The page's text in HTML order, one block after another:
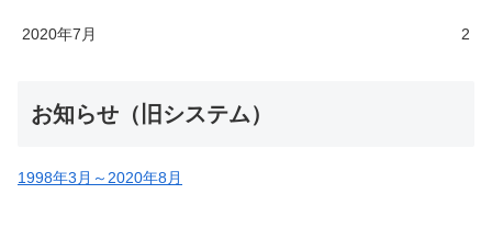
2020年7月 2
お知らせ（旧システム）
1998年3月～2020年8月